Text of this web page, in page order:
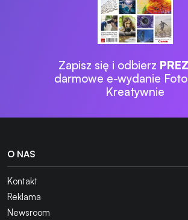
Zapisz się i odbierz
darmowe e-wydanie
Kreatywnie
O NAS
Kontakt
Reklama
Newsroom